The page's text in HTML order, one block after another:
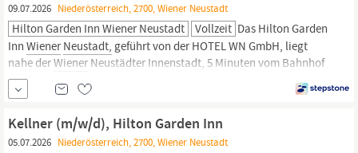
09.07.2026 Niederösterreich, 2700, Wiener Neustadt
Hilton Garden Inn Wiener Neustadt Vollzeit Das Hilton Garden
Inn Wiener Neustadt, geführt von der HOTEL WN GmbH, liegt
nahe derWiener Neustädter Innenstadt, 5 Minuten vom Bahnhof
entfernt. Das Haus wurde im Februar 2019 eröffnet und sucht top
motivierte Mitarbeiter. Knapp 21 verschiedene Nationen arbeiten
in unserem internationalen Team und Vielfalt ist uns...
Kellner (m/w/d), Hilton Garden Inn
05.07.2026 Niederösterreich, 2700, Wiener Neustadt